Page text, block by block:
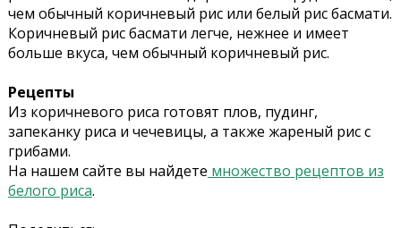
чем обычный коричневый рис или белый рис басмати.
Коричневый рис басмати легче, нежнее и имеет
больше вкуса, чем обычный коричневый рис.
Рецепты
Из коричневого риса готовят плов, пудинг,
запеканку риса и чечевицы, а также жареный рис с
грибами.
На нашем сайте вы найдете множество рецептов из
белого риса.